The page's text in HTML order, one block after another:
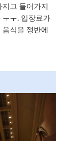
고 들어가지
ㅜㅜ. 입장료가
식을 쟁반에